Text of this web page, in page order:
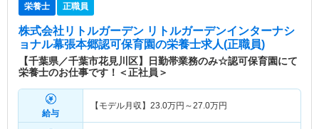
栄養士 正職員
株式会社リトルガーデン リトルガーデンインターナシ
ョナル幕張本郷認可保育園の栄養士求人(正職員)
【千葉県／千葉市花見川区】日勤帯業務のみ☆認可保育園にて
栄養士のお仕事です！＜正社員＞
給与
【モデル月収】 23.0万円～27.0万円